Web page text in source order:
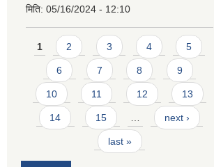
मिति: 05/16/2024 - 12:10
Pages
1 2 3 4 5
6 7 8 9
10 11 12 13
14 15 next ›
last »